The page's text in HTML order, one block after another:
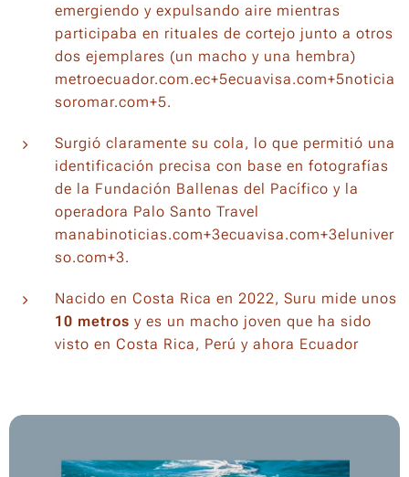
emergiendo y expulsando aire mientras
participaba en rituales de cortejo junto a otros
dos ejemplares (un macho y una hembra)
metroecuador.com.ec+5ecuavisa.com+5noticia
soromar.com+5.
Surgió claramente su cola, lo que permitió una
identificación precisa con base en fotografías
de la Fundación Ballenas del Pacífico y la
operadora Palo Santo Travel
manabinoticias.com+3ecuavisa.com+3eluniver
so.com+3.
Nacido en Costa Rica en 2022, Suru mide unos
10 metros y es un macho joven que ha sido
visto en Costa Rica, Perú y ahora Ecuador